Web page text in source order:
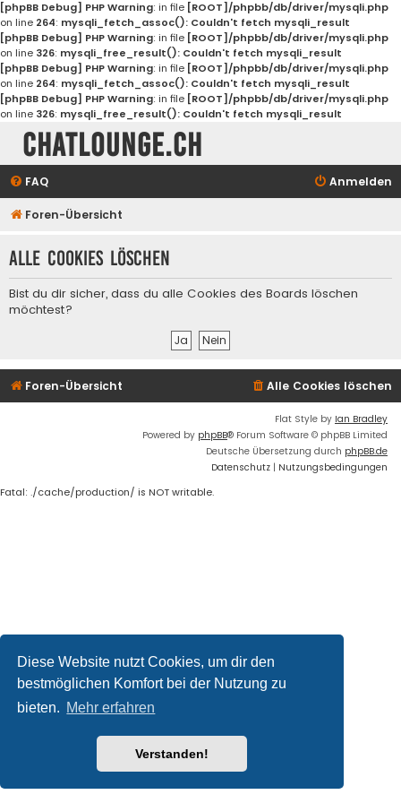
Diese Website nutzt Cookies, um dir den
bestmöglichen Komfort bei der Nutzung zu
bieten. Mehr erfahren
Verstanden!
[phpBB Debug] PHP Warning: in file [ROOT]/phpbb/db/driver/mysqli.php
on line 264: mysqli_fetch_assoc(): Couldn't fetch mysqli_result
[phpBB Debug] PHP Warning: in file [ROOT]/phpbb/db/driver/mysqli.php
on line 326: mysqli_free_result(): Couldn't fetch mysqli_result
[phpBB Debug] PHP Warning: in file [ROOT]/phpbb/db/driver/mysqli.php
on line 264: mysqli_fetch_assoc(): Couldn't fetch mysqli_result
[phpBB Debug] PHP Warning: in file [ROOT]/phpbb/db/driver/mysqli.php
on line 326: mysqli_free_result(): Couldn't fetch mysqli_result
Chatlounge.ch
FAQ Anmelden
Foren-Übersicht
Alle Cookies löschen
Bist du dir sicher, dass du alle Cookies des Boards löschen
möchtest?
Foren-Übersicht Alle Cookies löschen
Flat Style by Ian Bradley
Powered by phpBB® Forum Software © phpBB Limited
Deutsche Übersetzung durch phpBB.de
Datenschutz | Nutzungsbedingungen
Fatal: ./cache/production/ is NOT writable.